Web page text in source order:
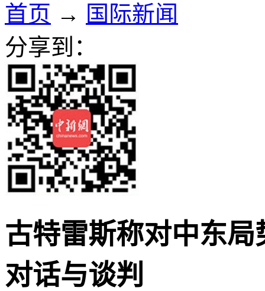
首页 → 国际新闻
分享到：
古特雷斯称对中东
对话与谈判